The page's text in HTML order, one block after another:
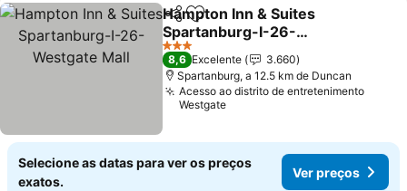
PartilharAdicionar aos favoritos
Hampton Inn & Suites
Spartanburg-I-26-
Westgate Mall
3 Estrelas
8,6 Excelente
3.660
Spartanburg, a 12.5 km de Duncan
Acesso ao distrito de entretenimento
Westgate
Selecione as datas para ver os preços
exatos.
Ver preços